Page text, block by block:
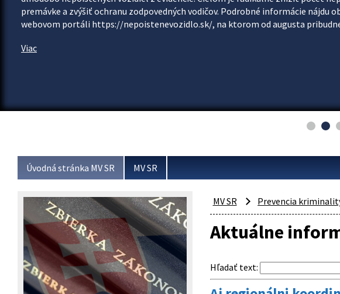
premávke a zvýšiť ochranu zodpovedných vodičov. Podrobné informácie nájdu
webovom portáli https://nepoistenevozidlo.sk/, na ktorom od augusta
Viac
Úvodná stránka MV SR MV SR
MV SR Prevencia
Aktuálne
Hľadať text: